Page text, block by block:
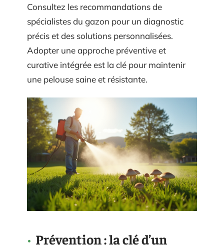
Consultez les recommandations de
spécialistes du gazon pour un diagnostic
précis et des solutions personnalisées.
Adopter une approche préventive et
curative intégrée est la clé pour maintenir
une pelouse saine et résistante.
Prévention : la clé d’un